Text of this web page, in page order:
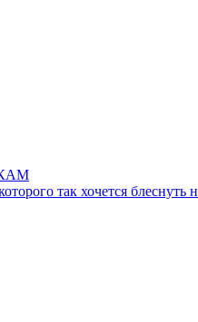
так хочется